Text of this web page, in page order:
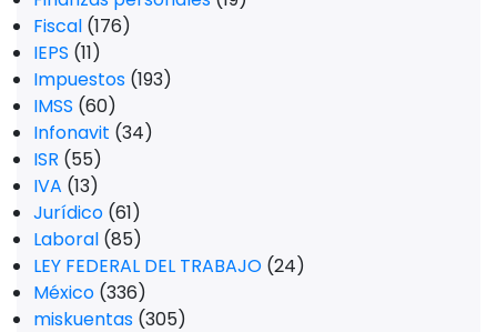
Fiscal (176)
IEPS (11)
Impuestos (193)
IMSS (60)
Infonavit (34)
ISR (55)
IVA (13)
Jurídico (61)
Laboral (85)
LEY FEDERAL DEL TRABAJO (24)
México (336)
miskuentas (305)